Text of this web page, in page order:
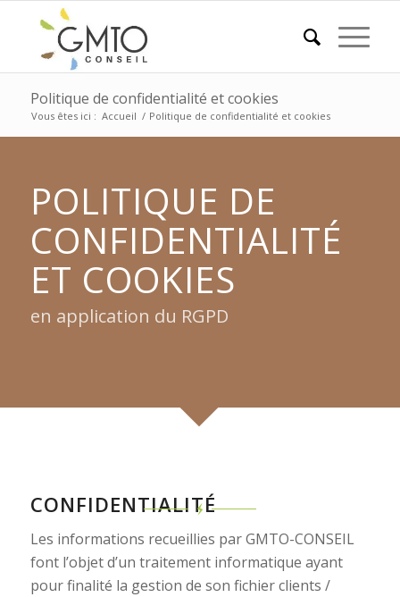
Politique de confidentialité et cookies
Vous êtes ici : Accueil / Politique de confidentialité et cookies
POLITIQUE DE
CONFIDENTIALITÉ
ET COOKIES
en application du RGPD
CONFIDENTIALITÉ
Les informations recueillies par GMTO-CONSEIL
font l’objet d’un traitement informatique ayant
pour finalité la gestion de son fichier clients /